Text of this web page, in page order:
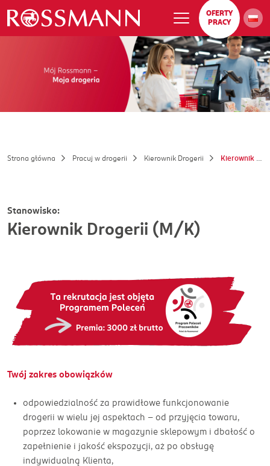
OFERTY
PRACY
Strona główna Pracuj w drogerii Kierownik Drogerii Kierownik Drogerii (M/K)
Stanowisko:
Kierownik Drogerii (M/K)
Twój zakres obowiązków
odpowiedzialność za prawidłowe funkcjonowanie
drogerii w wielu jej aspektach – od przyjęcia towaru,
poprzez lokowanie w magazynie sklepowym i dbałość o
zapełnienie i jakość ekspozycji, aż po obsługę
indywidualną Klienta,